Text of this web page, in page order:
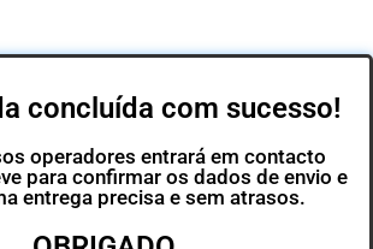
concluída com sucesso!
operadores entrará em contacto
para confirmar os dados de envio e
entrega precisa e sem atrasos.